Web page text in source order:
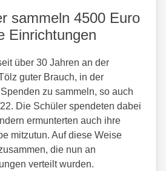
sammeln 4500 Euro
Einrichtungen
über 30 Jahren an der
guter Brauch, in der
zu sammeln, so auch
Die Schüler spendeten dabei
ermunterten auch ihre
mitzutun. Auf diese Weise
die nun an
verteilt wurden.